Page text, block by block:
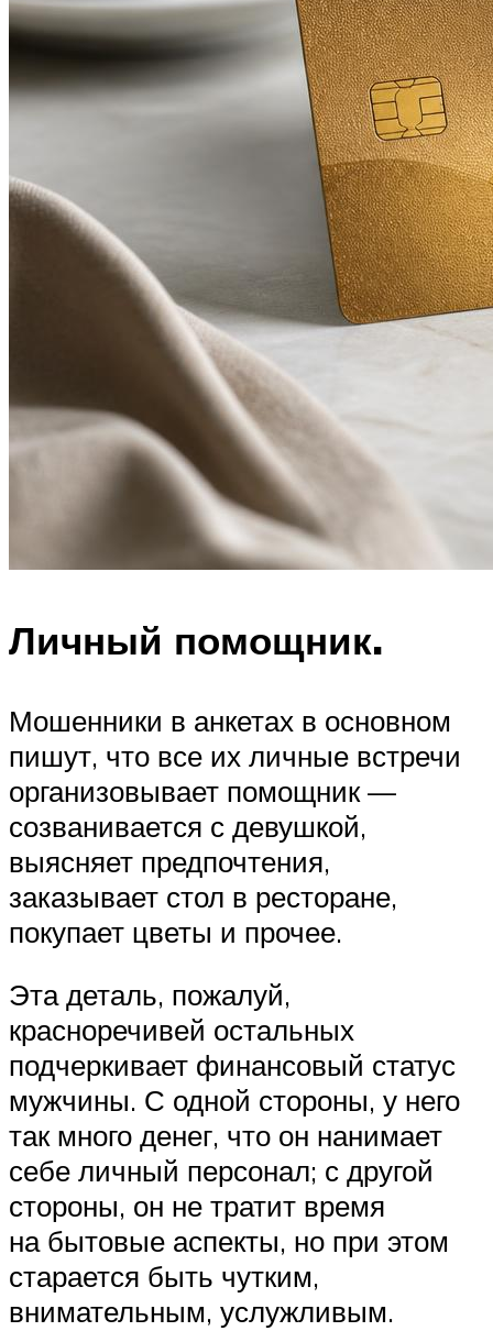
Личный помощник.
Мошенники в анкетах в основном
пишут, что все их личные встречи
организовывает помощник —
созванивается с девушкой,
выясняет предпочтения,
заказывает стол в ресторане,
покупает цветы и прочее.
Эта деталь, пожалуй,
красноречивей остальных
подчеркивает финансовый статус
мужчины. С одной стороны, у него
так много денег, что он нанимает
себе личный персонал; с другой
стороны, он не тратит время
на бытовые аспекты, но при этом
старается быть чутким,
внимательным, услужливым.